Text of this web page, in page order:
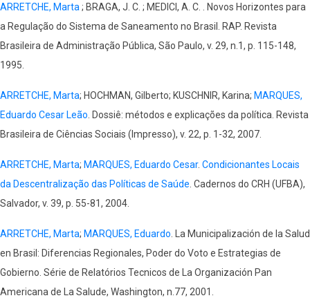
ARRETCHE, Marta ; BRAGA, J. C. ; MEDICI, A. C. . Novos Horizontes para
a Regulação do Sistema de Saneamento no Brasil. RAP. Revista
Brasileira de Administração Pública, São Paulo, v. 29, n.1, p. 115-148,
1995.
ARRETCHE, Marta; HOCHMAN, Gilberto; KUSCHNIR, Karina; MARQUES,
Eduardo Cesar Leão . Dossiê: métodos e explicações da política. Revista
Brasileira de Ciências Sociais (Impresso), v. 22, p. 1-32, 2007.
ARRETCHE, Marta; MARQUES, Eduardo Cesar. Condicionantes Locais
da Descentralização das Políticas de Saúde . Cadernos do CRH (UFBA),
Salvador, v. 39, p. 55-81, 2004.
ARRETCHE, Marta; MARQUES, Eduardo . La Municipalización de la Salud
en Brasil: Diferencias Regionales, Poder do Voto e Estrategias de
Gobierno. Série de Relatórios Tecnicos de La Organización Pan
Americana de La Salude, Washington, n.77, 2001.